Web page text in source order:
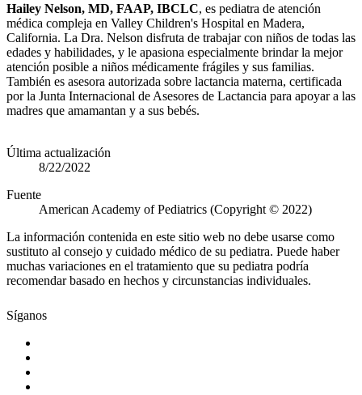
Hailey Nelson, MD, FAAP, IBCLC, es pediatra de atención
médica compleja en Valley Children's Hospital en Madera,
California. La Dra. Nelson disfruta de trabajar con niños de todas las
edades y habilidades, y le apasiona especialmente brindar la mejor
atención posible a niños médicamente frágiles y sus familias.
También es asesora autorizada sobre lactancia materna, certificada
por la Junta Internacional de Asesores de Lactancia para apoyar a las
madres que amamantan y a sus bebés.​
Última actualización
8/22/2022
Fuente
American Academy of Pediatrics (Copyright © 2022)
La información contenida en este sitio web no debe usarse como
sustituto al consejo y cuidado médico de su pediatra. Puede haber
muchas variaciones en el tratamiento que su pediatra podría
recomendar basado en hechos y circunstancias individuales.
Síganos